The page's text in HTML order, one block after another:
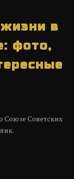
в
фото,
Советских